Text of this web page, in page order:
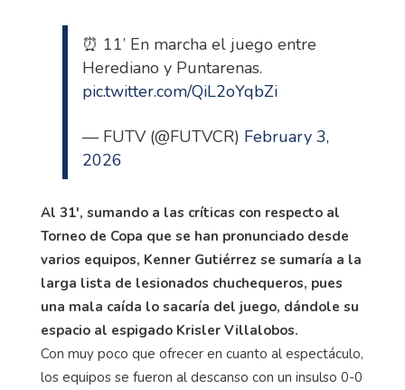
⏰ 11’ En marcha el juego entre
Herediano y Puntarenas.
pic.twitter.com/QiL2oYqbZi
— FUTV (@FUTVCR) February 3,
2026
Al 31', sumando a las críticas con respecto al
Torneo de Copa que se han pronunciado desde
varios equipos, Kenner Gutiérrez se sumaría a la
larga lista de lesionados chuchequeros, pues
una mala caída lo sacaría del juego, dándole su
espacio al espigado Krisler Villalobos.
Con muy poco que ofrecer en cuanto al espectáculo,
los equipos se fueron al descanso con un insulso 0-0